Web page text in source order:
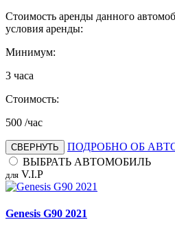
Стоимость аренды данного
условия аренды:
Минимум:
3 часа
Стоимость:
500 /час
СВЕРНУТЬ
ПОДРОБНО ОБ
ВЫБРАТЬ АВТОМОБИЛЬ
для V.I.P
Genesis G90 2021